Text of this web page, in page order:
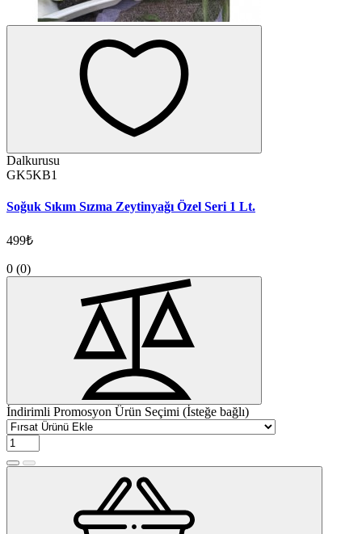
Dalkurusu
GK5KB1
Soğuk Sıkım Sızma Zeytinyağı Özel Seri 1 Lt.
499₺
0 (0)
İndirimli Promosyon Ürün Seçimi (İsteğe bağlı)